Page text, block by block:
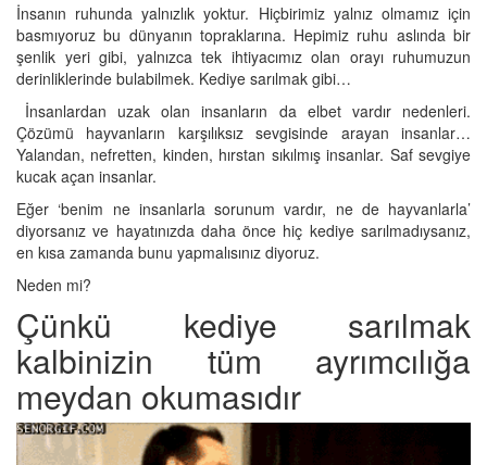
İnsanın ruhunda yalnızlık yoktur. Hiçbirimiz yalnız olmamız için
basmıyoruz bu dünyanın topraklarına. Hepimiz ruhu aslında bir
şenlik yeri gibi, yalnızca tek ihtiyacımız olan orayı ruhumuzun
derinliklerinde bulabilmek. Kediye sarılmak gibi…
İnsanlardan uzak olan insanların da elbet vardır nedenleri.
Çözümü hayvanların karşılıksız sevgisinde arayan insanlar…
Yalandan, nefretten, kinden, hırstan sıkılmış insanlar. Saf sevgiye
kucak açan insanlar.
Eğer ‘benim ne insanlarla sorunum vardır, ne de hayvanlarla’
diyorsanız ve hayatınızda daha önce hiç kediye sarılmadıysanız,
en kısa zamanda bunu yapmalısınız diyoruz.
Neden mi?
Çünkü kediye sarılmak
kalbinizin tüm ayrımcılığa
meydan okumasıdır